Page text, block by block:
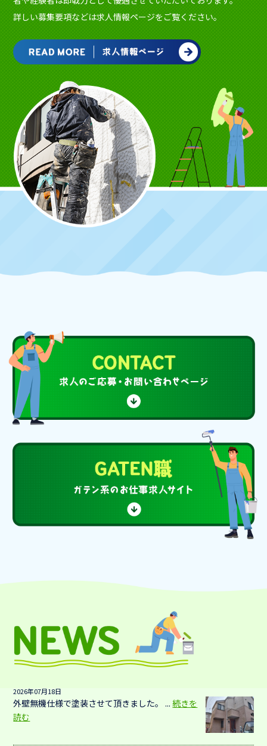
詳しい募集要項などは求人情報ページをご覧ください。
2026年07月18日
外壁無機仕様で塗装させて頂きました。 ...続きを
読む